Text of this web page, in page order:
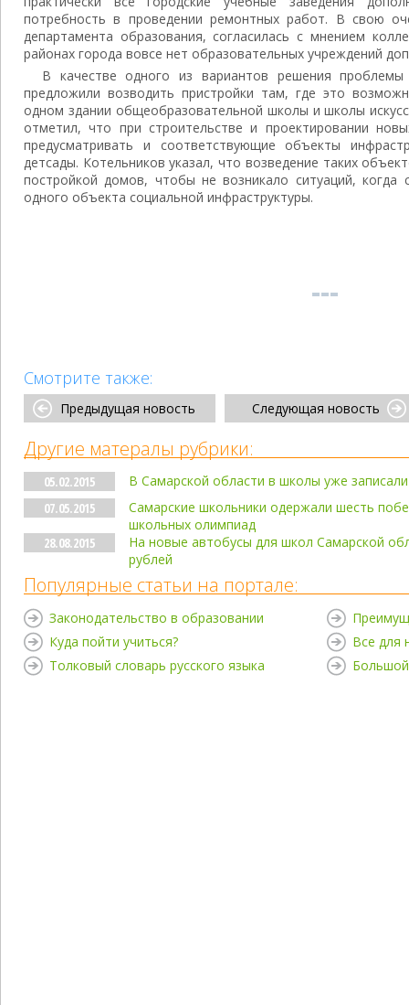
потребность в проведении ремонтных работ. В свою
департамента образования, согласилась с мнением
районах города вовсе нет образовательных учреждений
В качестве одного из вариантов решения
предложили возводить пристройки там, где это
одном здании общеобразовательной школы и школы
отметил, что при строительстве и проектировании
предусматривать и соответствующие объекты
детсады. Котельников указал, что возведение таких
постройкой домов, чтобы не возникало ситуаций,
одного объекта социальной инфраструктуры.
Смотрите также:
Предыдущая новость Следующая новость
Другие матералы рубрики:
05.02.2015
В Самарской области в школы уже
07.05.2015
Самарские школьники одержали шесть
школьных олимпиад
28.08.2015
На новые автобусы для школ Самарской
рублей
Популярные статьи на портале:
Законодательство в образовании
Куда пойти учиться?
Толковый словарь русского языка
Все для
Большой